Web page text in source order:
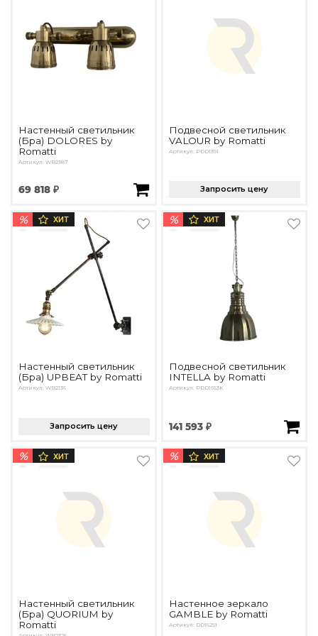
Все категории товаров
Бренды
Реализованные проекты
Настенный светильник
(Бра) DOLORES by
Romatti
Артикул: WB2387
69 818 ₽
Подвесной светильник
VALOUR by Romatti
Артикул: PDD1391
Запросить цену
% ХИТ
Настенный светильник
(Бра) UPBEAT by Romatti
Артикул: WB2136
Запросить цену
% ХИТ
Подвесной светильник
INTELLA by Romatti
Артикул: PDD1663K
141 593 ₽
% ХИТ
Настенный светильник
(Бра) QUORIUM by
Romatti
% ХИТ
Настенное зеркало
GAMBLE by Romatti
Артикул: DD16291